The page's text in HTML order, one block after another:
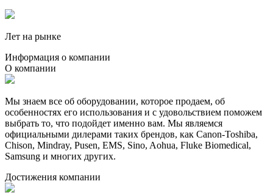
Лет на рынке
Информация о компании
О компании
Мы знаем все об оборудовании, которое продаем, об
особенностях его использования и с удовольствием поможем
выбрать то, что подойдет именно вам. Мы являемся
официальными дилерами таких брендов, как Canon-Toshiba,
Chison, Mindray, Pusen, EMS, Sino, Aohua, Fluke Biomedical,
Samsung и многих других.
Достижения компании